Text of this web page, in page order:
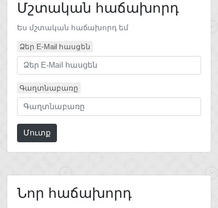
Մշտական հաճախորդ
Ես մշտական հաճախորդ եմ
Ձեր E-Mail հասցեն
Գաղտնաբառը
Մուտք
Նոր հաճախորդ